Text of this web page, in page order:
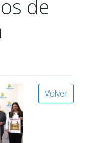
de
Volver